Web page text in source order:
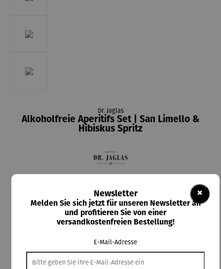
Dr. Jaglas
Alkoholfreie Aperitifs Set | San Limello &
Hibiskus Spritz
4.5 Liter(16,61 € / 1 Liter)
Preise inkl. MwSt. zzgl. Versandkosten
In den Warenkorb
×
Newsletter
Melden Sie sich jetzt für unseren Newsletter an
und profitieren Sie von einer
versandkostenfreien Bestellung!
E-Mail-Adresse